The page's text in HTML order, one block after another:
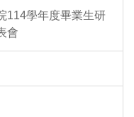
114學年度畢業生研
會